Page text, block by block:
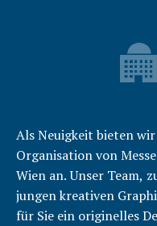
Als Neuigkeit bieten
Organisation von
Wien an. Unser Team,
jungen kreativen
für Sie ein originelles